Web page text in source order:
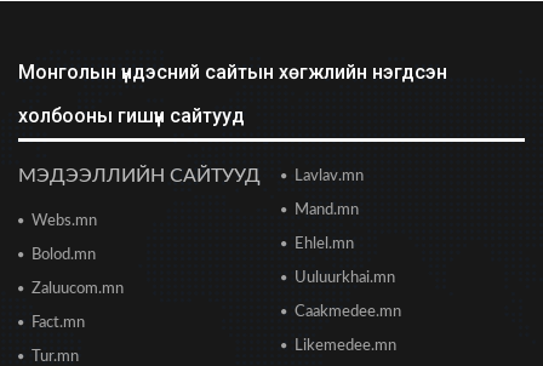
2028 оны сонгуульд Т.Баярхүү хүч үзэхээ мэдэгдэв
2026/06/23 18:47
худалдааны төв худалдаа эрхлэгчдэд хаалгаа
Борооны ус зайлуулах худаг, шугам руу ахуйн
Монголын үндэсний сайтын хөгжлийн нэгдсэн
холбооны гишүүн сайтууд
МЭДЭЭЛЛИЙН САЙТУУД
Webs.mn
Bolod.mn
Zaluucom.mn
Fact.mn
Tur.mn
Lavlav.mn
Mand.mn
Ehlel.mn
Uuluurkhai.mn
Caakmedee.mn
Likemedee.mn